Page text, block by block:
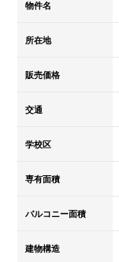
物件名
所在地
販売価格
交通
学校区
専有面積
バルコニー面積
建物構造